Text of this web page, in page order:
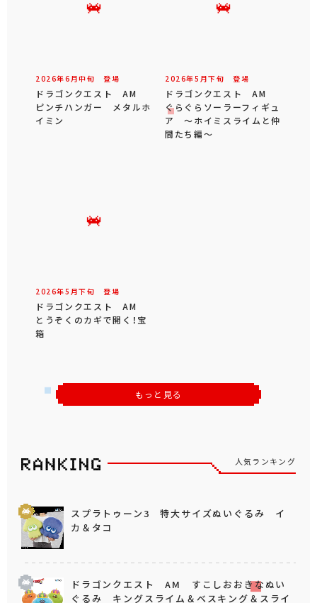
2026年6 月中旬 登場
ドラゴンクエスト AM
ピンチハンガー メタルホ
イミン
2026年5 月下旬 登場
ドラゴンクエスト AM
ぐらぐらソーラーフィギュ
ア ～ホイミスライムと仲
間たち編～
2026年5 月下旬 登場
ドラゴンクエスト AM
とうぞくのカギで開く！宝
箱
もっと見る
人気ランキング
スプラトゥーン3 特大サイズぬいぐるみ イ
カ＆タコ
ドラゴンクエスト AM すこしおおきなぬい
ぐるみ キングスライム＆ベスキング＆スライ